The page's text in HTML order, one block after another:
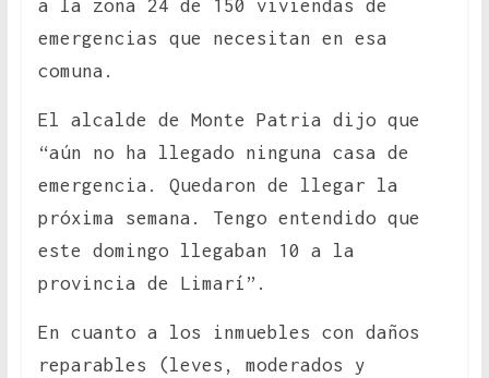
a la zona 24 de 150 viviendas de
emergencias que necesitan en esa
comuna.
El alcalde de Monte Patria dijo que
“aún no ha llegado ninguna casa de
emergencia. Quedaron de llegar la
próxima semana. Tengo entendido que
este domingo llegaban 10 a la
provincia de Limarí”.
En cuanto a los inmuebles con daños
reparables (leves, moderados y